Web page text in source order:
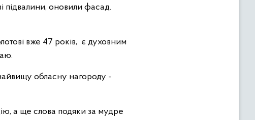
підвалини, оновили фасад.
вже 47 років, є духовним
обласну нагороду -
а ще слова подяки за мудре